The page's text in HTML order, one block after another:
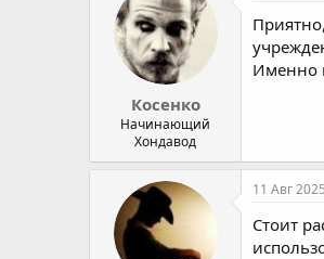
Косенко
Начинающий
Хондавод
Именно
11 Авг 2025
Стоит